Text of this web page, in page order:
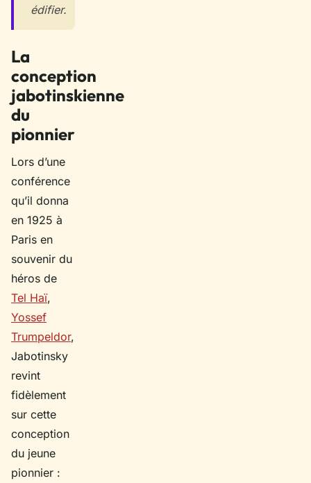
édifier.
La
conception
jabotinskienne
du
pionnier
Lors d’une
conférence
qu’il donna
en 1925 à
Paris en
souvenir du
héros de
Tel Haï,
Yossef
Trumpeldor,
Jabotinsky
revint
fidèlement
sur cette
conception
du jeune
pionnier :